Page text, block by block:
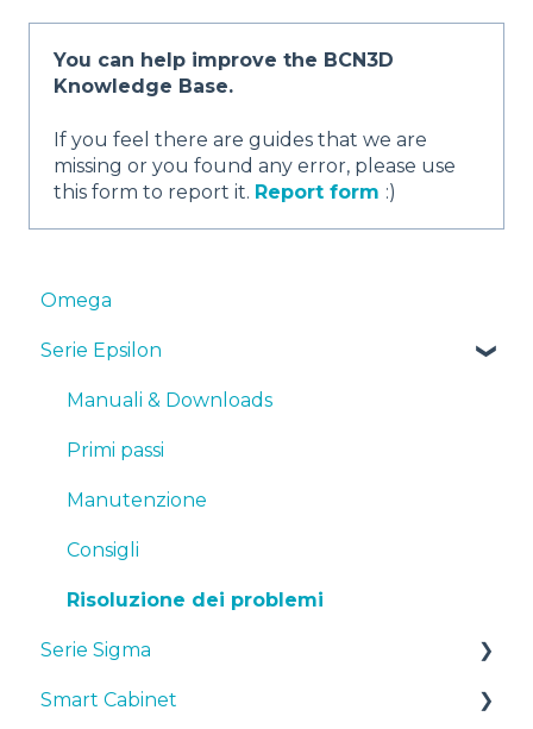
You can help improve the BCN3D
Knowledge Base.
If you feel there are guides that we are
missing or you found any error, please use
this form to report it. Report form :)
Omega
Serie Epsilon
Manuali & Downloads
Primi passi
Manutenzione
Consigli
Risoluzione dei problemi
Serie Sigma
Manuali & downloads
Smart Cabinet